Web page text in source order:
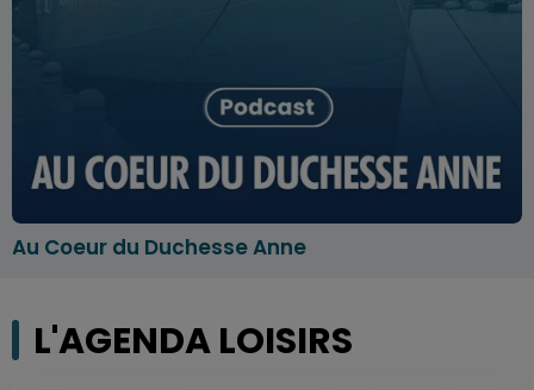
Au Coeur du Duchesse Anne
L'AGENDA LOISIRS